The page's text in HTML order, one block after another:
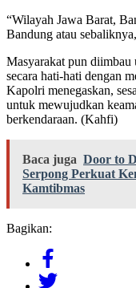
“Wilayah Jawa Barat,
Bandung atau
Masyarakat pun diimbau
secara hati-hati dengan
Kapolri menegaskan,
untuk mewujudkan
berkendaraan. (Kahfi)
Baca juga Door to
Serpong Perkuat
Kamtibmas
Bagikan: